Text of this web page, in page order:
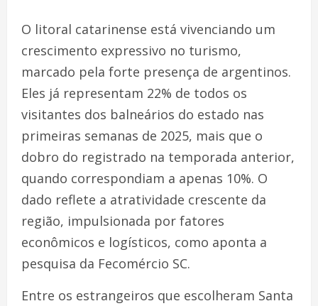
O litoral catarinense está vivenciando um
crescimento expressivo no turismo,
marcado pela forte presença de argentinos.
Eles já representam 22% de todos os
visitantes dos balneários do estado nas
primeiras semanas de 2025, mais que o
dobro do registrado na temporada anterior,
quando correspondiam a apenas 10%. O
dado reflete a atratividade crescente da
região, impulsionada por fatores
econômicos e logísticos, como aponta a
pesquisa da Fecomércio SC.
Entre os estrangeiros que escolheram Santa